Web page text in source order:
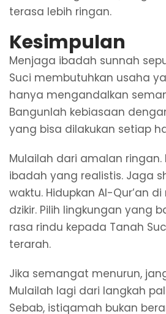
terasa lebih ringan.
Kesimpulan
Menjaga ibadah sunnah
Suci membutuhkan usaha
hanya mengandalkan
Bangunlah kebiasaan
yang bisa dilakukan setiap
Mulailah dari amalan ringan.
ibadah yang realistis. Jaga
waktu. Hidupkan Al-Qur’an
dzikir. Pilih lingkungan yang
rasa rindu kepada Tanah
terarah.
Jika semangat menurun,
Mulailah lagi dari langkah
Sebab, istiqamah bukan